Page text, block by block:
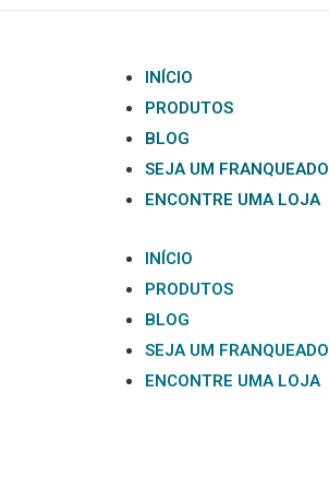
INÍCIO
PRODUTOS
BLOG
SEJA UM FRANQUEADO
ENCONTRE UMA LOJA
INÍCIO
PRODUTOS
BLOG
SEJA UM FRANQUEADO
ENCONTRE UMA LOJA